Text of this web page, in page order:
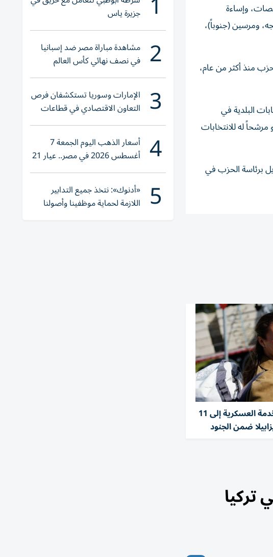
وإساءة
ومرسين (جنوباً)،
منذ أكثر من عام،
البلدية في
مرشحاً له للانتخابات
ألغى فوز أوزغور أوزيل برئاسة الحزب في
الدنمارك ترفع الخدمة العسكرية إلى 11
ضمن الجنود
جزيرة ياس
2 مشاهدة مباراة مصر ضد إسبانيا
في نصف نهائي كأس العالم
لناشئات اليد 2026
3 الإمارات وسوريا تستكشفان فرص
التعاون الاقتصادي في قطاعات
حيوية
4 أسعار الذهب اليوم الجمعة 7
أغسطس 2026 في مصر.. عيار 21
يقترب من هذا الرقم
5 «أدنوك»: نتخذ جميع التدابير
اللازمة لحماية موظفينا وأصولنا